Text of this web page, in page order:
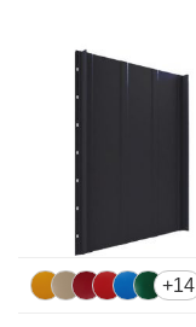
+14